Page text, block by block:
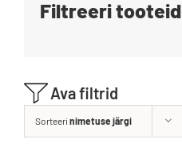
BrändidAva filtrid
Sorteeri nimetuse järgi
Filtreeri tooteid